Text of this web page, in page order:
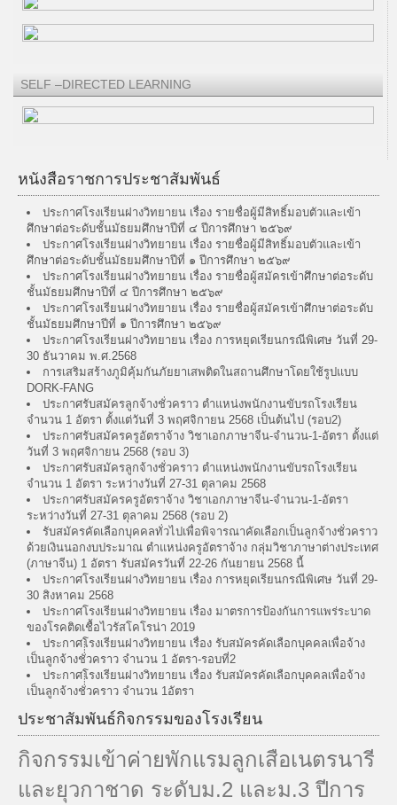
SELF –DIRECTED LEARNING
หนังสือราชการประชาสัมพันธ์
ประกาศโรงเรียนฝางวิทยายน เรื่อง รายชื่อผู้มีสิทธิ์มอบตัวและเข้า
ศึกษาต่อระดับชั้นมัธยมศึกษาปีที่ ๔ ปีการศึกษา ๒๕๖๙
ประกาศโรงเรียนฝางวิทยายน เรื่อง รายชื่อผู้มีสิทธิ์มอบตัวและเข้า
ศึกษาต่อระดับชั้นมัธยมศึกษาปีที่ ๑ ปีการศึกษา ๒๕๖๙
ประกาศโรงเรียนฝางวิทยายน เรื่อง รายชื่อผู้สมัครเข้าศึกษาต่อระดับ
ชั้นมัธยมศึกษาปีที่ ๔ ปีการศึกษา ๒๕๖๙
ประกาศโรงเรียนฝางวิทยายน เรื่อง รายชื่อผู้สมัครเข้าศึกษาต่อระดับ
ชั้นมัธยมศึกษาปีที่ ๑ ปีการศึกษา ๒๕๖๙
ประกาศโรงเรียนฝางวิทยายน เรื่อง การหยุดเรียนกรณีพิเศษ วันที่ 29-
30 ธันวาคม พ.ศ.2568
การเสริมสร้างภูมิคุ้มกันภัยยาเสพติดในสถานศึกษาโดยใช้รูปแบบ
DORK-FANG
ประกาศรับสมัครลูกจ้างชั่วคราว ตำแหน่งพนักงานขับรถโรงเรียน
จำนวน 1 อัตรา ตั้งแต่วันที่ 3 พฤศจิกายน 2568 เป็นต้นไป (รอบ2)
ประกาศรับสมัครครูอัตราจ้าง วิชาเอกภาษาจีน-จำนวน-1-อัตรา ตั้งแต่
วันที่ 3 พฤศจิกายน 2568 (รอบ 3)
ประกาศรับสมัครลูกจ้างชั่วคราว ตำแหน่งพนักงานขับรถโรงเรียน
จำนวน 1 อัตรา ระหว่างวันที่ 27-31 ตุลาคม 2568
ประกาศรับสมัครครูอัตราจ้าง วิชาเอกภาษาจีน-จำนวน-1-อัตรา
ระหว่างวันที่ 27-31 ตุลาคม 2568 (รอบ 2)
รับสมัครคัดเลือกบุคคลทั่วไปเพื่อพิจารณาคัดเลือกเป็นลูกจ้างชั่วคราว
ด้วยเงินนอกงบประมาณ ตำแหน่งครูอัตราจ้าง กลุ่มวิชาภาษาต่างประเทศ
(ภาษาจีน) 1 อัตรา รับสมัครวันที่ 22-26 กันยายน 2568 นี้
ประกาศโรงเรียนฝางวิทยายน เรื่อง การหยุดเรียนกรณีพิเศษ วันที่ 29-
30 สิงหาคม 2568
ประกาศโรงเรียนฝางวิทยายน เรื่อง มาตรการป้องกันการแพร่ระบาด
ของโรคติดเชื้อไวรัสโคโรน่า 2019
ประกาศโรงเรียนฝางวิทยายน เรื่อง รับสมัครคัดเลือกบุคคลเพื่อจ้าง
เป็นลูกจ้างชั่่่่่่วคราว จำนวน 1 อัตรา-รอบที่2
ประกาศโรงเรียนฝางวิทยายน เรื่อง รับสมัครคัดเลือกบุคคลเพื่อจ้าง
เป็นลูกจ้างชั่่่่่่วคราว จำนวน 1อัตรา
ประชาสัมพันธ์กิจกรรมของโรงเรียน
กิจกรรมเข้าค่ายพักแรมลูกเสือเนตรนารี
และยุวกาชาด ระดับม.2 และม.3 ปีการ